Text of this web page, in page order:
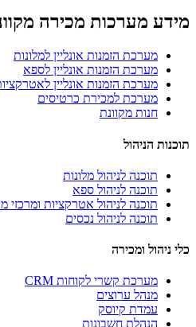
מערכות מכירה מקוונות
מערכת הזמנות אונליין למלונות
מערכת הזמנות אונליין לספא
מערכת הזמנות אונליין לאטרקציות
מערכת למכירת כרטיסים
חנות מקוונת
תוכנה לניהול מלונות
תוכנה לניהול ספא
תוכנה לניהול אטרקציות ומרכזי מבקרים
תוכנה לניהול נכסים
ומכירה
מערכת קשרי לקוחות CRM
מנהל ערוצים
עמדת קיוסק
הנהלת חשבונות